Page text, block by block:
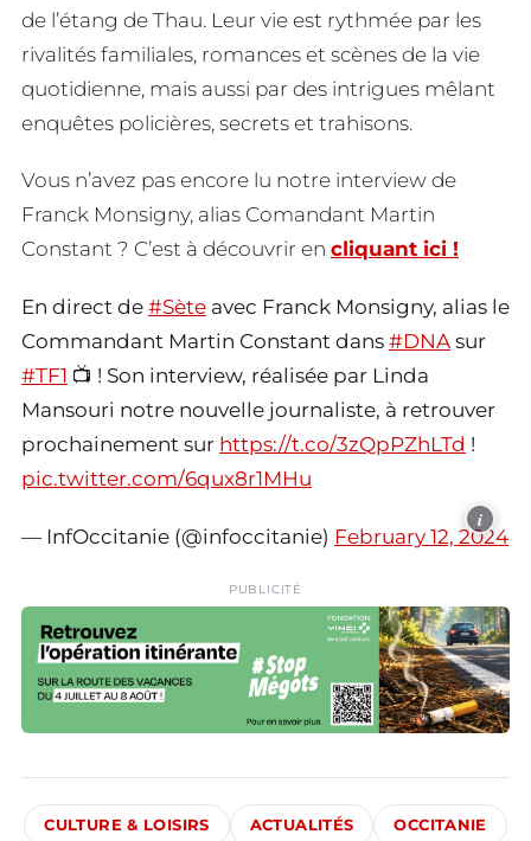
de l’étang de Thau. Leur vie est rythmée par les
rivalités familiales, romances et scènes de la vie
quotidienne, mais aussi par des intrigues mêlant
enquêtes policières, secrets et trahisons.
Vous n’avez pas encore lu notre interview de
Franck Monsigny, alias Comandant Martin
Constant ? C’est à découvrir en cliquant ici !
En direct de #Sète avec Franck Monsigny, alias le
Commandant Martin Constant dans #DNA sur
#TF1 📺 ! Son interview, réalisée par Linda
Mansouri notre nouvelle journaliste, à retrouver
prochainement sur https://t.co/3zQpPZhLTd !
pic.twitter.com/6qux8r1MHu
— InfOccitanie (@infoccitanie) February 12, 2024
i
PUBLICITÉ
CULTURE & LOISIRS ACTUALITÉS OCCITANIE